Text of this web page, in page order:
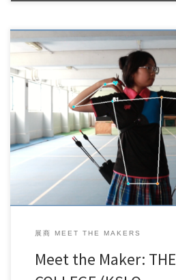
The HKMA K S LO COLLEGE (KSLO
展商 MEET THE MAKERS
Meet the Maker: